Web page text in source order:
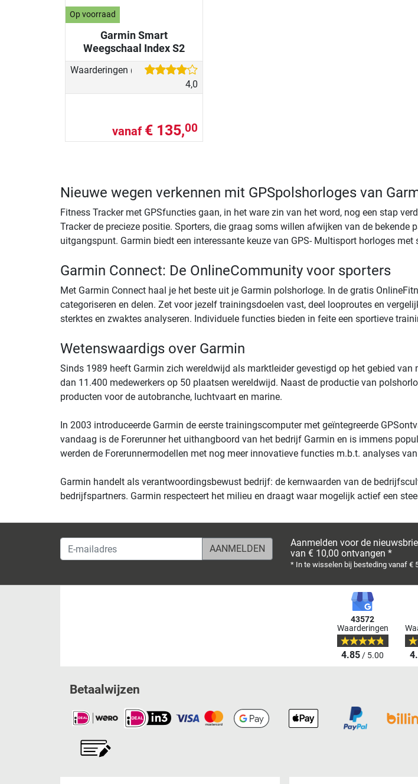
Op voorraad
Garmin Smart
Weegschaal Index S2
Waarderingen (1)
4,0
vanaf € 135,00
Nieuwe wegen verkennen mit GPS­polshorloges van
Fitness Tracker met GPS­functies gaan, in het ware zin van het word, nog een stap
Tracker de precieze positie. Sporters, die graag soms willen afwijken van de
uitgangspunt. Garmin biedt een interessante keuze van GPS- Multisport horloges met
Garmin Connect: De Online­Community voor sporters
Met Garmin Connect haal je het beste uit je Garmin polshorloge. In de gratis
categoriseren en delen. Zet voor jezelf trainingsdoelen vast, deel looproutes en
sterktes en zwaktes analyseren. Individuele functies bieden in feite een sportieve
Wetenswaardigs over Garmin
Sinds 1989 heeft Garmin zich wereldwijd als marktleider gevestigd op het gebied
dan 11.400 medewerkers op 50 plaatsen wereldwijd. Naast de productie van
producten voor de autobranche, luchtvaart en marine.
In 2003 introduceerde Garmin de eerste trainingscomputer met geïntegreerde
vandaag is de Forerunner het uithangboord van het bedrijf Garmin en is immens
werden de Forerunner­modellen met nog meer innovatieve functies m.b.t. analyses
Garmin handelt als verantwoordingsbewust bedrijf: de kernwaarden van de
bedrijfspartners. Garmin respecteert het milieu en draagt waar mogelijk actief een
E-mailadres
Aanmelden voor de
van € 10,00 ontvangen *
* In te wisselen bij besteding vanaf €
43572
Waarderingen
4.85/ 5.00
Betaalwijzen